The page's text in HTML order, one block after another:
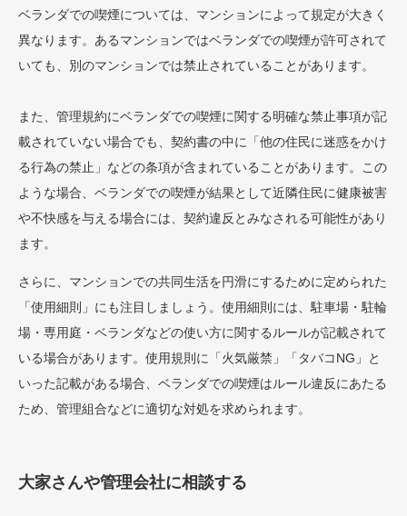
ベランダでの喫煙については、マンションによって規定が大きく
異なります。あるマンションではベランダでの喫煙が許可されて
いても、別のマンションでは禁止されていることがあります。
また、管理規約にベランダでの喫煙に関する明確な禁止事項が記
載されていない場合でも、契約書の中に「他の住民に迷惑をかけ
る行為の禁止」などの条項が含まれていることがあります。この
ような場合、ベランダでの喫煙が結果として近隣住民に健康被害
や不快感を与える場合には、契約違反とみなされる可能性があり
ます。
さらに、マンションでの共同生活を円滑にするために定められた
「使用細則」にも注目しましょう。使用細則には、駐車場・駐輪
場・専用庭・ベランダなどの使い方に関するルールが記載されて
いる場合があります。使用規則に「火気厳禁」「タバコNG」と
いった記載がある場合、ベランダでの喫煙はルール違反にあたる
ため、管理組合などに適切な対処を求められます。
大家さんや管理会社に相談する